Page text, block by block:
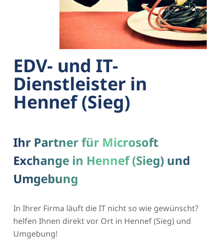
EDV- und IT-
Dienstleister in
Hennef (Sieg)
Ihr Partner für Microsoft
Exchange in Hennef (Sieg) und
Umgebung
In Ihrer Firma läuft die IT nicht so wie gewünscht?
helfen Ihnen direkt vor Ort in Hennef (Sieg) und
Umgebung!